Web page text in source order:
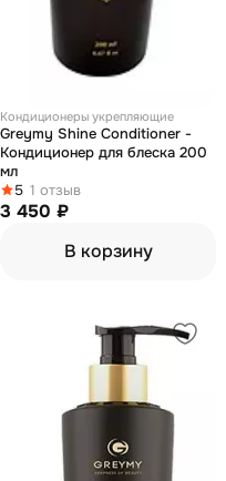
Кондиционеры укрепляющие
Greymy Shine Conditioner -
Кондиционер для блеска 200
мл
5 1 отзыв
3 450 ₽
В корзину